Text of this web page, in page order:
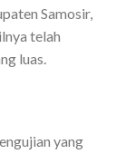
Samosir,
telah
luas.
yang